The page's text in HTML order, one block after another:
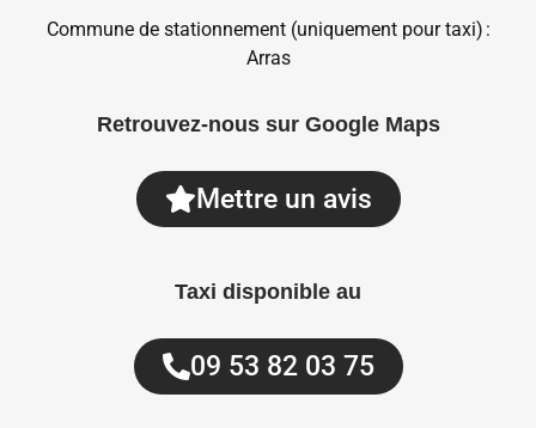
Commune de stationnement (uniquement pour taxi) :
Arras
Retrouvez-nous sur Google Maps
Mettre un avis
Taxi disponible au
09 53 82 03 75